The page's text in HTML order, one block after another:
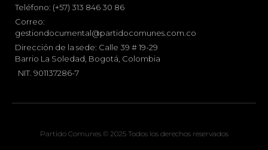
Teléfono: (+57) 313 846 30 86
Correo:
gestiondocumental@partidocomunes.com.co
Dirección de la sede: Calle 39 # 19-29
Barrio La Soledad, Bogotá, Colombia
NIT. 901137286-7
Partido Comunes © 2025 Todos los derechos reservados